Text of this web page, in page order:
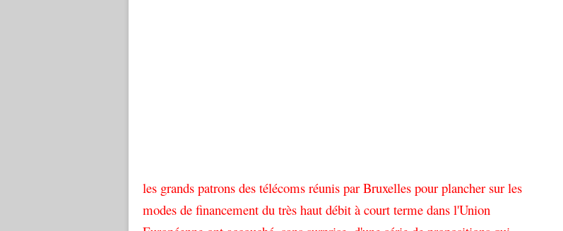
les grands patrons des télécoms réunis par Bruxelles pour plancher sur les
modes de financement du très haut débit à court terme dans l'Union